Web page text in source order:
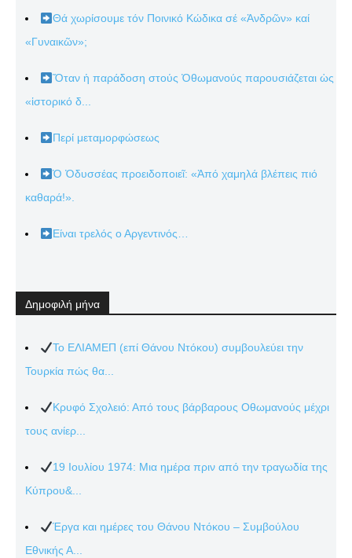
Θά χωρίσουμε τόν Ποινικό Κώδικα σέ «Ἀνδρῶν» καί
«Γυναικῶν»;
Ὅταν ἡ παράδοση στούς Ὀθωμανούς παρουσιάζεται ὡς
«ἱστορικό δ...
Περί μεταμορφώσεως
Ὁ Ὀδυσσέας προειδοποιεῖ: «Ἀπό χαμηλά βλέπεις πιό
καθαρά!».
Είναι τρελός ο Αργεντινός…
Δημοφιλή μήνα
Το ΕΛΙΑΜΕΠ (επί Θάνου Ντόκου) συμβουλεύει την
Τουρκία πώς θα...
Κρυφό Σχολειό: Από τους βάρβαρους Οθωμανούς μέχρι
τους ανίερ...
19 Ιουλίου 1974: Μια ημέρα πριν από την τραγωδία της
Κύπρου&...
Έργα και ημέρες του Θάνου Ντόκου – Συμβούλου
Εθνικής Α...